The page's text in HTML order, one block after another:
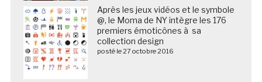
Après les jeux vidéos et le symbole
@, le Moma de NY intègre les 176
premiers émoticônes à sa
collection design
posté le 27 octobre 2016